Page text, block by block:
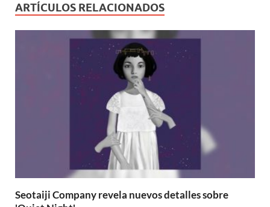
ARTÍCULOS RELACIONADOS
Seotaiji Company revela nuevos detalles sobre